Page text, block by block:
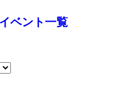
ベント一覧